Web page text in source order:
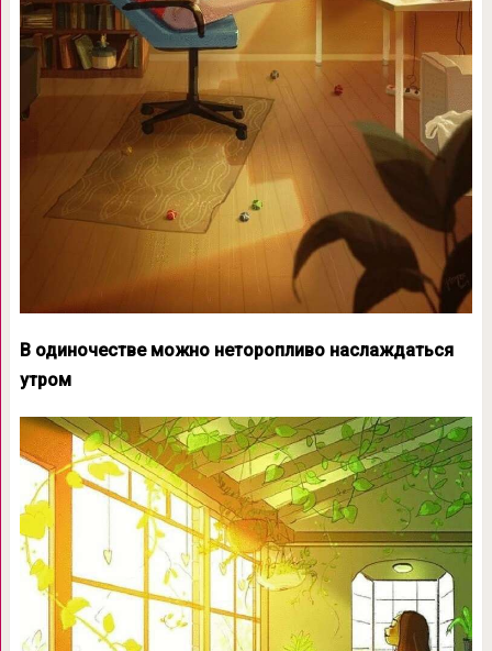
В одиночестве можно неторопливо наслаждаться
утром